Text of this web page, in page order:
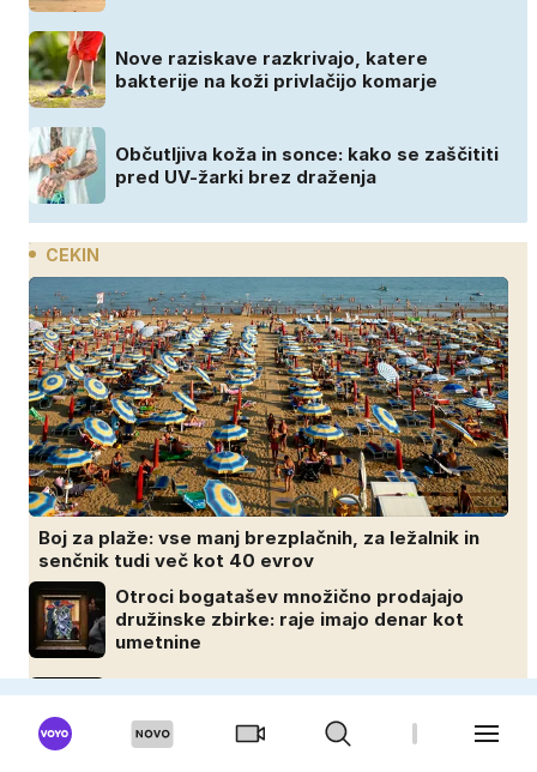
Nove raziskave razkrivajo, katere
bakterije na koži privlačijo komarje
Občutljiva koža in sonce: kako se zaščititi
pred UV-žarki brez draženja
CEKIN
Boj za plaže: vse manj brezplačnih, za ležalnik in
senčnik tudi več kot 40 evrov
Otroci bogatašev množično prodajajo
družinske zbirke: raje imajo denar kot
umetnine
so oni služili 600.000 evrov na minuto